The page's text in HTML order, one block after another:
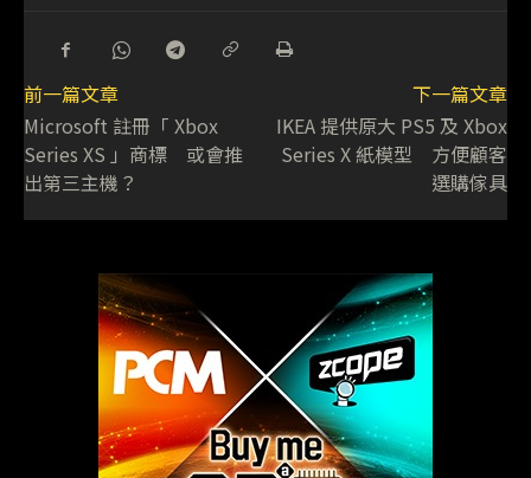
前一篇文章
Microsoft 註冊「 Xbox
Series XS 」商標 或會推
出第三主機？
下一篇文章
IKEA 提供原大 PS5 及 Xbox
Series X 紙模型 方便顧客
選購傢具